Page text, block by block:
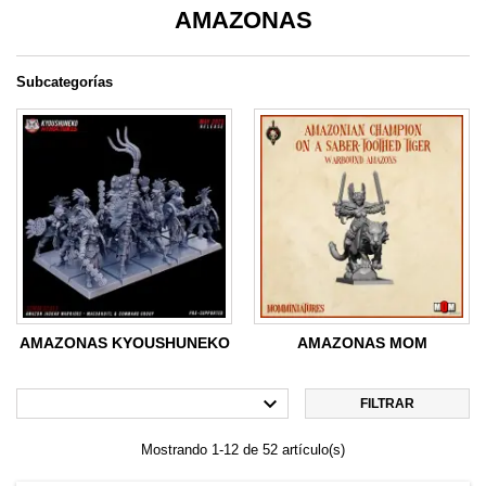
AMAZONAS
Subcategorías
AMAZONAS KYOUSHUNEKO AMAZONAS MOM
 FILTRAR
Mostrando 1-12 de 52 artículo(s)